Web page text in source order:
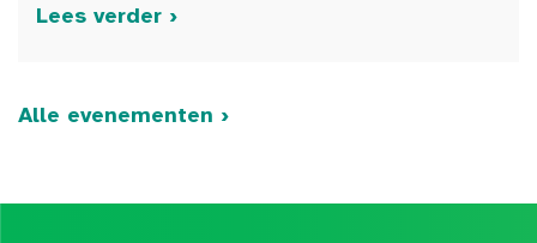
Lees verder ›
Alle evenementen ›